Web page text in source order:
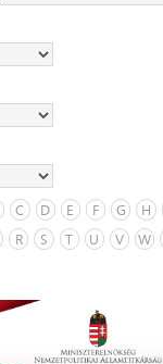
C D E F G H
R S T U V W